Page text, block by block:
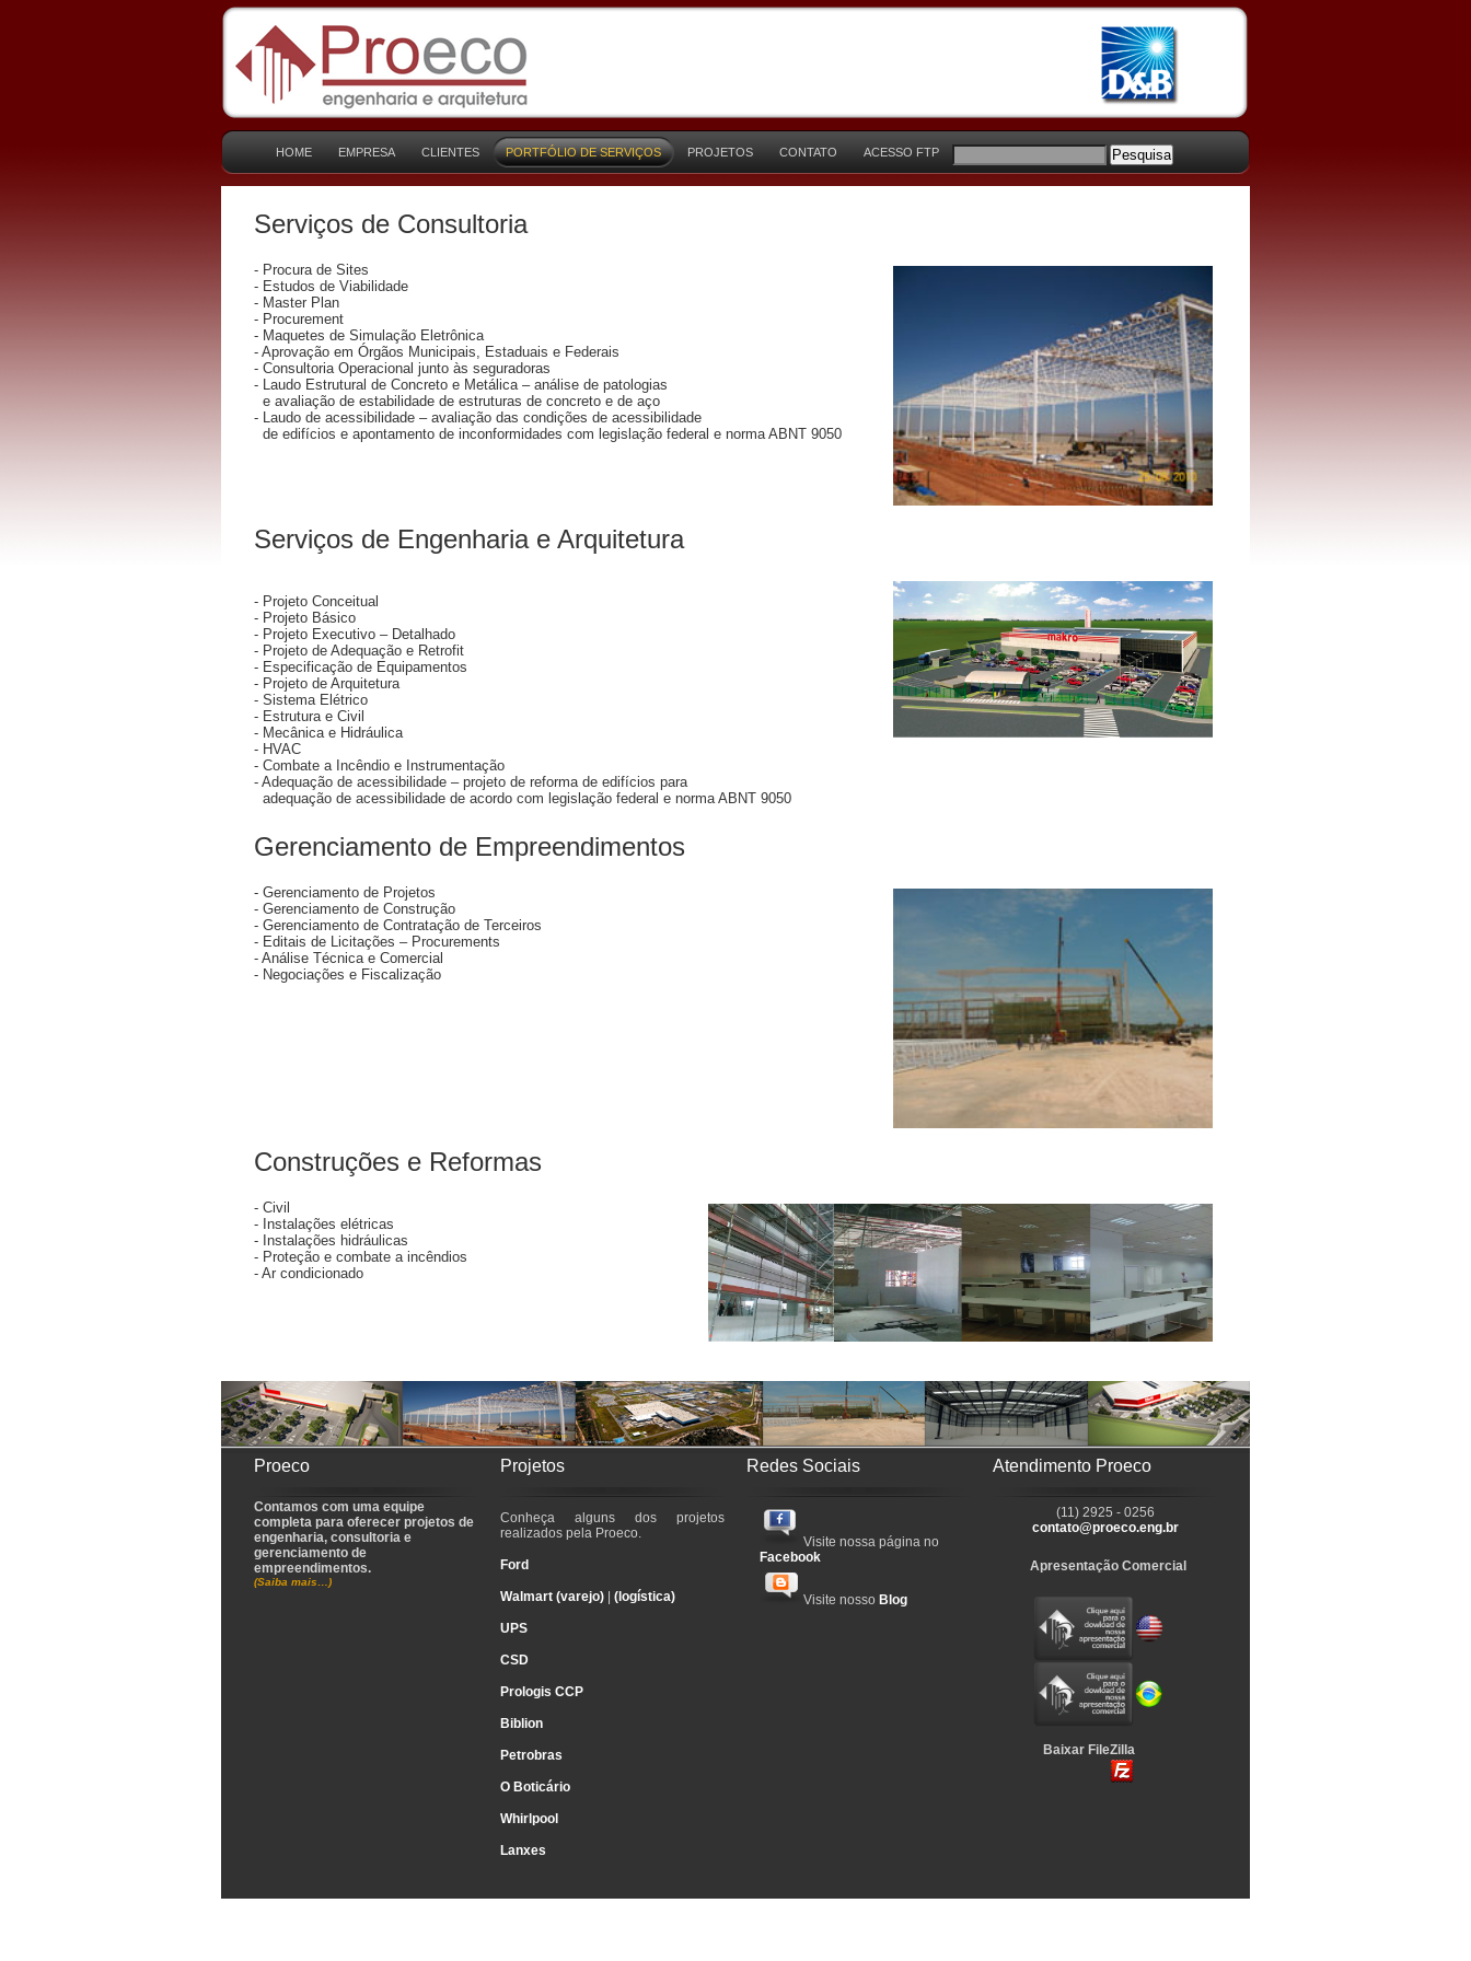
HOME EMPRESA CLIENTES PORTFÓLIO DE SERVIÇOS PROJETOS CONTATO ACESSO FTP
Serviços de Consultoria
- Procura de Sites
- Estudos de Viabilidade
- Master Plan
- Procurement
- Maquetes de Simulação Eletrônica
- Aprovação em Órgãos Municipais, Estaduais e Federais
- Consultoria Operacional junto às seguradoras
- Laudo Estrutural de Concreto e Metálica – análise de patologias
e avaliação de estabilidade de estruturas de concreto e de aço
- Laudo de acessibilidade – avaliação das condições de acessibilidade
de edifícios e apontamento de inconformidades com legislação federal e norma ABNT 9050
Serviços de Engenharia e Arquitetura
- Projeto Conceitual
- Projeto Básico
- Projeto Executivo – Detalhado
- Projeto de Adequação e Retrofit
- Especificação de Equipamentos
- Projeto de Arquitetura
- Sistema Elétrico
- Estrutura e Civil
- Mecânica e Hidráulica
- HVAC
- Combate a Incêndio e Instrumentação
- Adequação de acessibilidade – projeto de reforma de edifícios para
adequação de acessibilidade de acordo com legislação federal e norma ABNT 9050
Gerenciamento de Empreendimentos
- Gerenciamento de Projetos
- Gerenciamento de Construção
- Gerenciamento de Contratação de Terceiros
- Editais de Licitações – Procurements
- Análise Técnica e Comercial
- Negociações e Fiscalização
Construções e Reformas
- Civil
- Instalações elétricas
- Instalações hidráulicas
- Proteção e combate a incêndios
- Ar condicionado
Proeco
Contamos com uma equipe
completa para oferecer projetos de
engenharia, consultoria e
gerenciamento de
empreendimentos.
(Saiba mais…)
Projetos
Conheça alguns dos projetos
realizados pela Proeco.
Ford
Walmart (varejo) (logística)
UPS
CSD
Prologis CCP
Biblion
Petrobras
O Boticário
Whirlpool
Lanxes
Redes Sociais
Visite nossa página no
Facebook
Visite nosso Blog
Atendimento Proeco
(11) 2925 - 0256
contato@proeco.eng.br
Apresentação Comercial
Baixar FileZilla